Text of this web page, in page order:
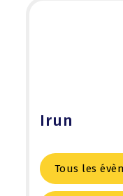
Irun
Tous les